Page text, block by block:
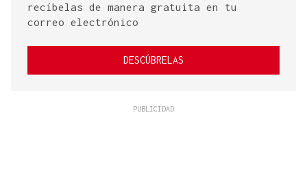
recíbelas de manera gratuita en tu
correo electrónico
DESCÚBRELAS